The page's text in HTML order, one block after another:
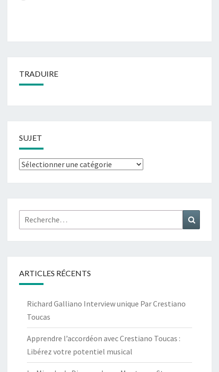
TRADUIRE
SUJET
Sujet
Rechercher :
ARTICLES RÉCENTS
Richard Galliano Interview unique Par Crestiano
Toucas
Apprendre l’accordéon avec Crestiano Toucas :
Libérez votre potentiel musical